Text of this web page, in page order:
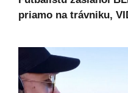
priamo na trávniku,